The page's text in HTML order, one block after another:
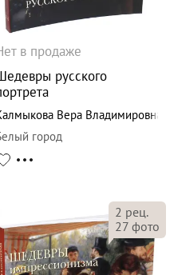
в продаже
русского
Вера Владимировна
город
2 рец.
27 фото